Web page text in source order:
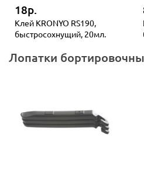
18р.
Клей KRONYO RS190,
быстросохнущий, 20мл.
Лопатки